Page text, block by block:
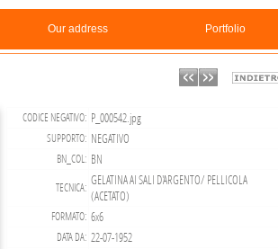
Our address Portfolio
CODICE NEGATIVO: P_000542.jpg
SUPPORTO: NEGATIVO
BN_COL: BN
TECNICA: GELATINA AI SALI D'ARGENTO/ PELLICOLA
(ACETATO)
FORMATO: 6x6
DATA DA: 22-07-1952